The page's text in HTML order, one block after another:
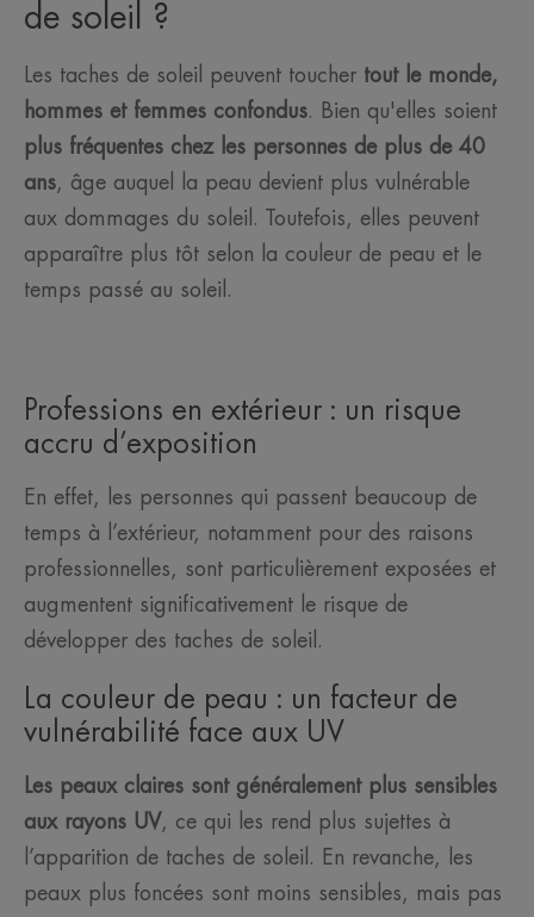
de soleil ?
Les taches de soleil peuvent toucher tout le monde,
hommes et femmes confondus. Bien qu'elles soient
plus fréquentes chez les personnes de plus de 40
ans, âge auquel la peau devient plus vulnérable
aux dommages du soleil. Toutefois, elles peuvent
apparaître plus tôt selon la couleur de peau et le
temps passé au soleil.
Professions en extérieur : un risque
accru d’exposition
En effet, les personnes qui passent beaucoup de
temps à l’extérieur, notamment pour des raisons
professionnelles, sont particulièrement exposées et
augmentent significativement le risque de
développer des taches de soleil.
La couleur de peau : un facteur de
vulnérabilité face aux UV
Les peaux claires sont généralement plus sensibles
aux rayons UV, ce qui les rend plus sujettes à
l’apparition de taches de soleil. En revanche, les
peaux plus foncées sont moins sensibles, mais pas